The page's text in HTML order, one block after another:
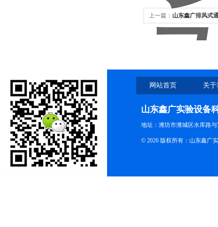
上一篇： 山东鑫广排风式
网站首页 关
山东鑫广实验设备
地址：潍坊市潍城区水库路
© 2026 版权所有：山东鑫广